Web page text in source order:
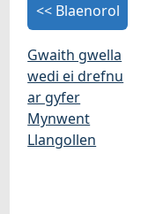
<< Blaenorol
Gwaith gwella
wedi ei drefnu
ar gyfer
Mynwent
Llangollen